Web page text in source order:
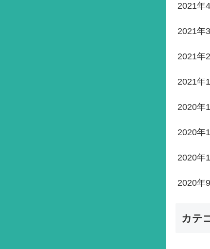
2021年
2021年
2021年
2021年
2020年
2020年
2020年
2020年
カテ